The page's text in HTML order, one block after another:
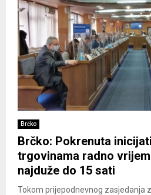
Brčko
Brčko: Pokrenuta
trgovinama radno
najduže do 15 sati
Tokom prijepodnevnog zasjedanja